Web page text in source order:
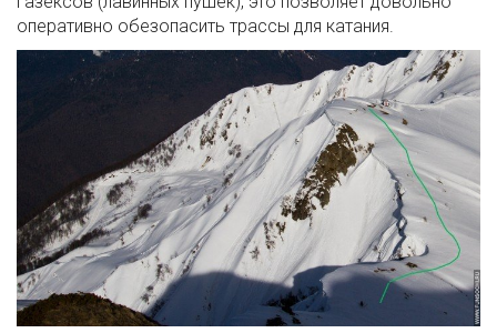
оперативно обезопасить трассы для катания.